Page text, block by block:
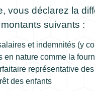
vous déclarez la
suivants :
et indemnités (y
en nature comme la
représentative
des enfants